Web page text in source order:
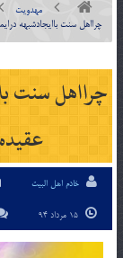
مهدویت
چرااهل سنت باایجادشبهه
چرااهل سنت
خادم اهل البیت